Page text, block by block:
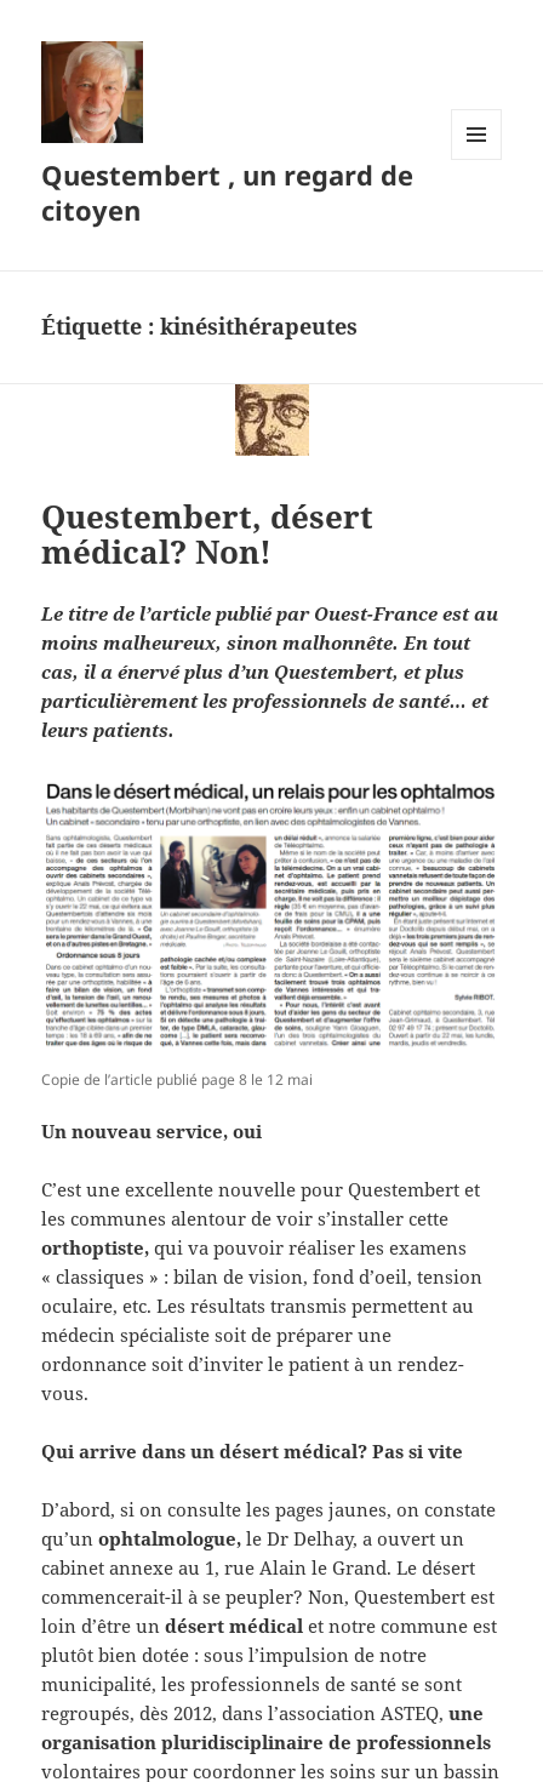
Questembert , un regard de
citoyen
Étiquette :kinésithérapeutes
Questembert, désert
médical? Non!
Le titre de l’article publié par Ouest-France est au
moins malheureux, sinon malhonnête. En tout
cas, il a énervé plus d’un Questembert, et plus
particulièrement les professionnels de santé… et
leurs patients.
Copie de l’article publié page 8 le 12 mai
Un nouveau service, oui
C’est une excellente nouvelle pour Questembert et
les communes alentour de voir s’installer cette
orthoptiste, qui va pouvoir réaliser les examens
« classiques » : bilan de vision, fond d’oeil, tension
oculaire, etc. Les résultats transmis permettent au
médecin spécialiste soit de préparer une
ordonnance soit d’inviter le patient à un rendez-
vous.
Qui arrive dans un désert médical? Pas si vite
D’abord, si on consulte les pages jaunes, on constate
qu’unophtalmologue, le Dr Delhay, a ouvert un
cabinet annexe au 1, rue Alain le Grand. Le désert
commencerait-il à se peupler? Non, Questembert est
loin d’être undésert médicalet notre commune est
plutôt bien dotée : sous l’impulsion de notre
municipalité, les professionnels de santé se sont
regroupés, dès 2012, dans l’association ASTEQ, une
organisation pluridisciplinaire de professionnels
volontaires pour coordonner les soins sur un bassin